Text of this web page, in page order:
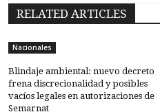
RELATED ARTICLES
Nacionales
Blindaje ambiental: nuevo decreto
frena discrecionalidad y posibles
vacíos legales en autorizaciones de
Semarnat